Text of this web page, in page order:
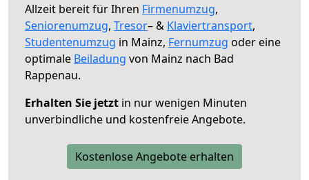
Allzeit bereit für Ihren Firmenumzug,
Seniorenumzug, Tresor– & Klaviertransport,
Studentenumzug in Mainz, Fernumzug oder eine
optimale Beiladung von Mainz nach Bad
Rappenau.
Erhalten Sie jetzt in nur wenigen Minuten
unverbindliche und kostenfreie Angebote.
Kostenlose Angebote erhalten